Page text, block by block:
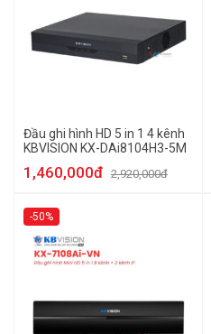
Đầu ghi hình HD 5 in 1 4 kênh
KBVISION KX-DAi8104H3-5M
1,460,000đ 2,920,000đ
-50%